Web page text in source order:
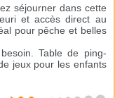
séjourner dans cette
et accès direct au
pour pêche et belles
Table de ping-
jeux pour les enfants